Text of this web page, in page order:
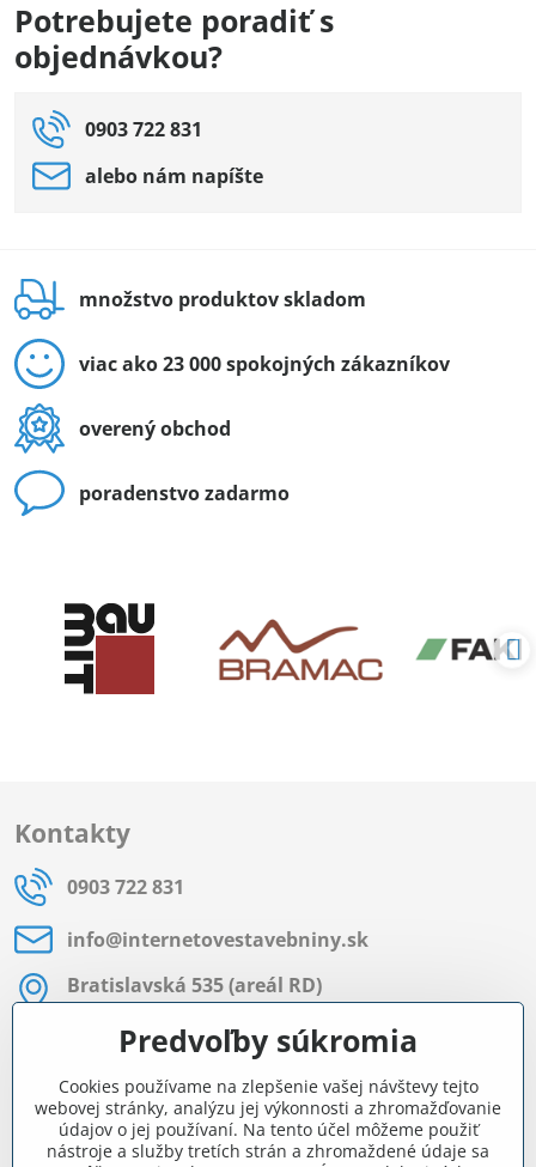
Potrebujete poradiť s
objednávkou?
0903 722 831
alebo nám napíšte
množstvo produktov skladom
viac ako 23 000 spokojných zákazníkov
overený obchod
poradenstvo zadarmo
Kontakty
0903 722 831
info​@internetovestavebniny​.sk
Bratislavská 535 (areál RD)
Most pri Bratislave
Pon - Pia 8:00 - 11:30 a 12:15 - 15:30
Facebook
Predvoľby súkromia
Cookies používame na zlepšenie vašej návštevy tejto
webovej stránky, analýzu jej výkonnosti a zhromažďovanie
údajov o jej používaní. Na tento účel môžeme použiť
nástroje a služby tretích strán a zhromaždené údaje sa